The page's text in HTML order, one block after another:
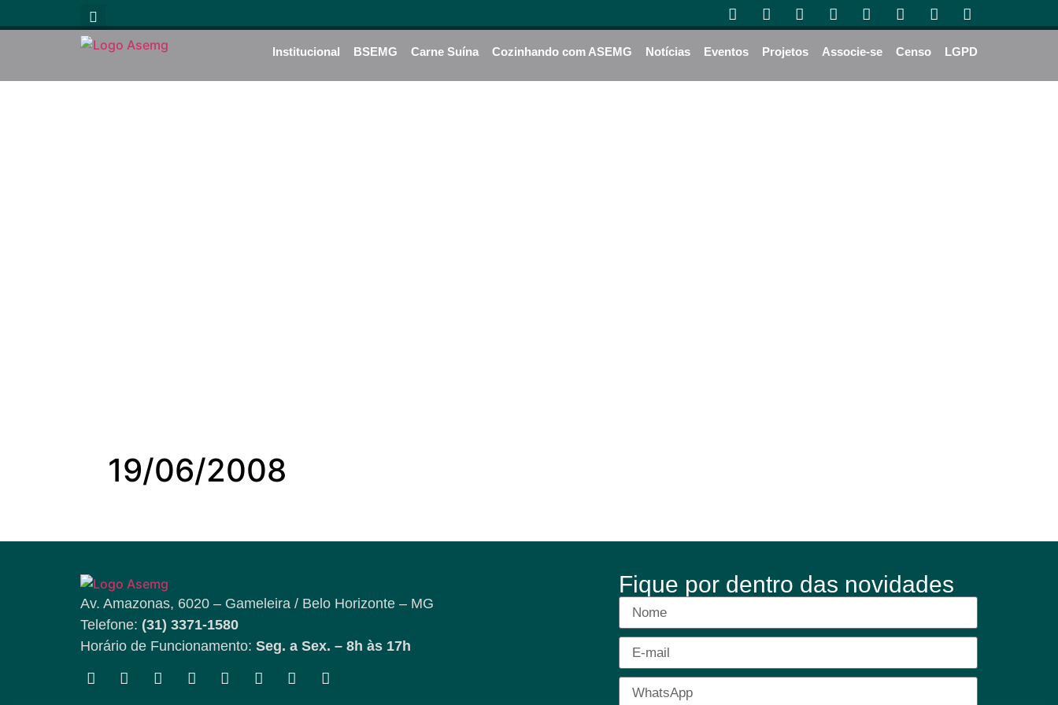
Institucional BSEMG Carne Suína Cozinhando com ASEMG Notícias Eventos Projetos Associe-se Censo LGPD
19/06/2008
Av. Amazonas, 6020 – Gameleira / Belo Horizonte – MG
Telefone: (31) 3371-1580
Horário de Funcionamento: Seg. a Sex. – 8h às 17h
Fique por dentro das novidades